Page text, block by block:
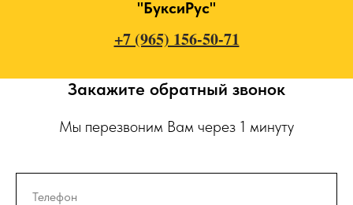
"БуксиРус"
+7 (965) 156-50-71
Закажите обратный звонок
Мы перезвоним Вам через 1 минуту